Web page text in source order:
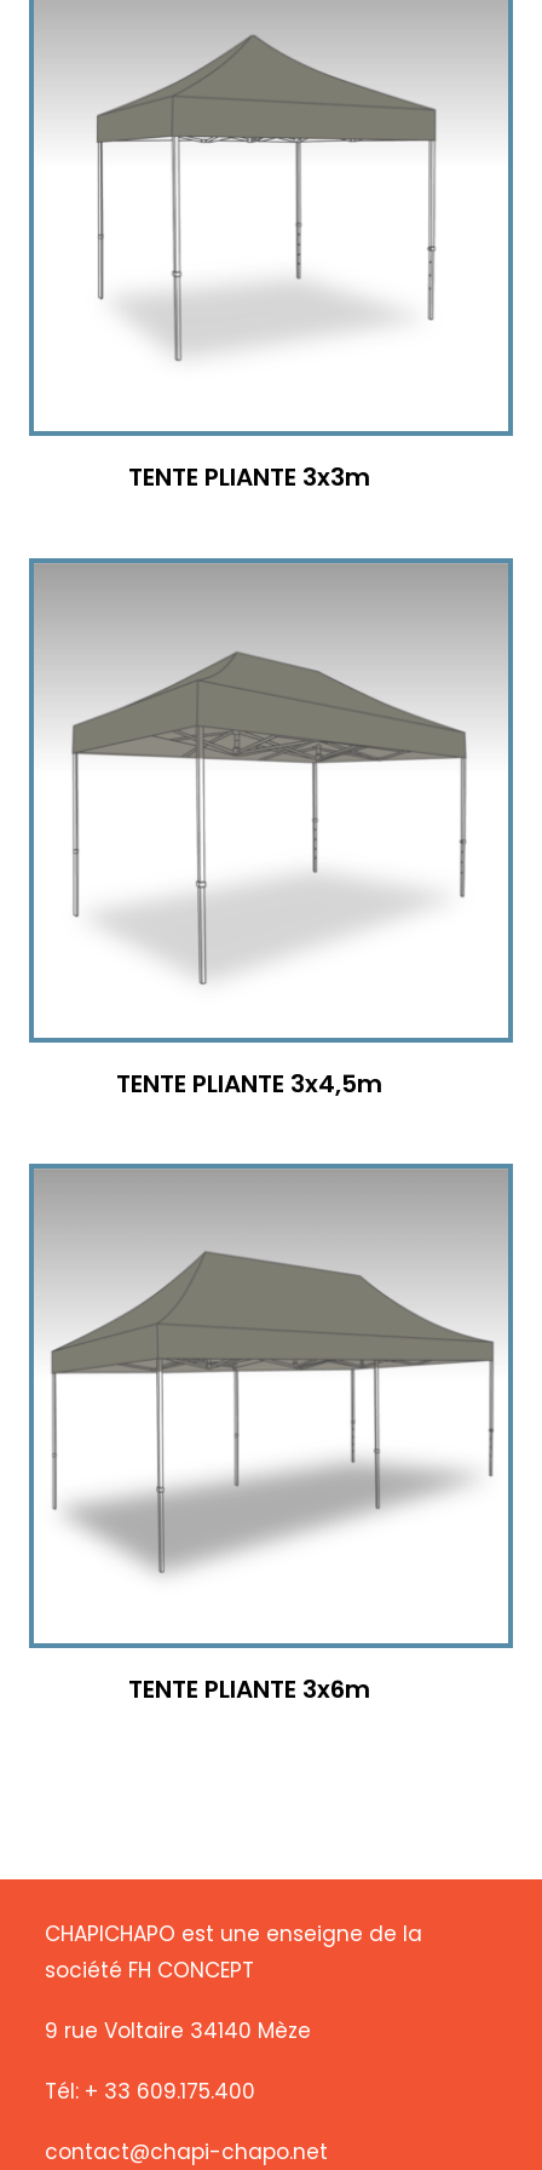
TENTE PLIANTE 3x3m
TENTE PLIANTE 3x4,5m
TENTE PLIANTE 3x6m
CHAPICHAPO est une enseigne de la
société FH CONCEPT
9 rue Voltaire 34140 Mèze
Tél: + 33 609.175.400
contact@chapi-chapo.net